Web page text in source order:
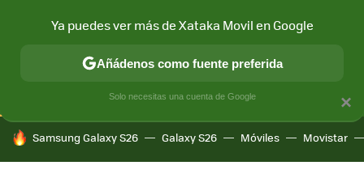
CONECTIVIDAD MÓVIL Y SOCIEDAD APLICACIONES
HOY SE HABLA DE
Samsung Galaxy S26 Galaxy S26 Móviles Movistar
×
Ya puedes ver más de Xataka Movil en Google
Añádenos como fuente preferida
Solo necesitas una cuenta de Google